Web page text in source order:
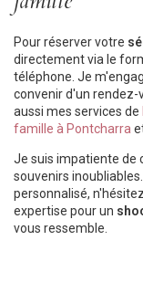
Pour réserver votre
directement via le
téléphone. Je
convenir d'un rendez-
aussi mes services de
famille à Pontcharra
Je suis impatiente de
souvenirs
personnalisé,
expertise pour un
vous ressemble.